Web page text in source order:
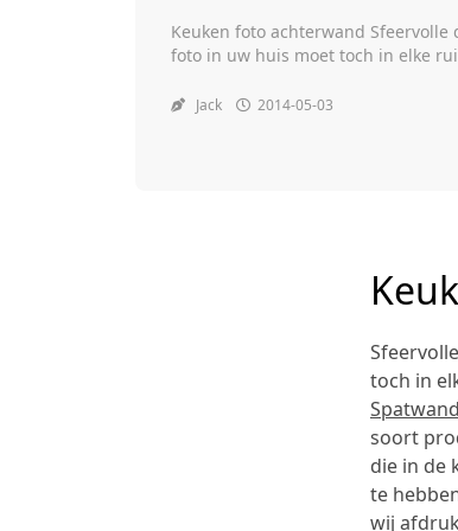
Keuken foto achterwand
foto in uw huis moet toch in elke
maakt deze soort producten bij
Jack 2014-05-03
toch in
Spatwand
soort
die in de
te
wij